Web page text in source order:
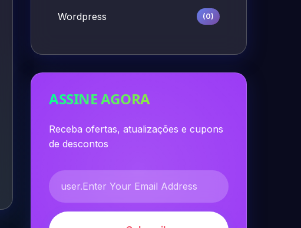
Wordpress (0)
ASSINE AGORA
Receba ofertas, atualizações e cupons
de descontos